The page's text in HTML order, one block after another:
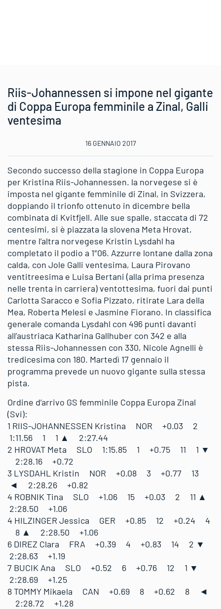
Riis-Johannessen si impone nel gigante
di Coppa Europa femminile a Zinal, Galli
ventesima
16 GENNAIO 2017
Secondo successo della stagione in Coppa Europa
per Kristina Riis-Johannessen. la norvegese si è
imposta nel gigante femminile di Zinal, in Svizzera,
doppiando il trionfo ottenuto in dicembre bella
combinata di Kvitfjell. Alle sue spalle, staccata di 72
centesimi, si è piazzata la slovena Meta Hrovat,
mentre l’altra norvegese Kristin Lysdahl ha
completato il podio a 1″06. Azzurre lontane dalla zona
calda, con Jole Galli ventesima, Laura Pirovano
ventitreesima e Luisa Bertani (alla prima presenza
nelle trenta in carriera) ventottesima, fuori dai punti
Carlotta Saracco e Sofia Pizzato, ritirate Lara della
Mea, Roberta Melesi e Jasmine Fiorano. In classifica
generale comanda Lysdahl con 496 punti davanti
all’austriaca Katharina Gallhuber con 342 e alla
stessa Riis-Johannessen con 330, Nicole Agnelli è
tredicesima con 180. Martedì 17 gennaio il
programma prevede un nuovo gigante sulla stessa
pista.
Ordine d’arrivo GS femminile Coppa Europa Zinal
(Svi):
1 RIIS-JOHANNESSEN Kristina NOR +0.03 2
1:11.56 1 1 ▲ 2:27.44
2 HROVAT Meta SLO 1:15.85 1 +0.75 11 1 ▼
2:28.16 +0.72
3 LYSDAHL Kristin NOR +0.08 3 +0.77 13
◄ 2:28.26 +0.82
4 ROBNIK Tina SLO +1.06 15 +0.03 2 11 ▲
2:28.50 +1.06
4 HILZINGER Jessica GER +0.85 12 +0.24 4
8 ▲ 2:28.50 +1.06
6 DIREZ Clara FRA +0.39 4 +0.83 14 2 ▼
2:28.63 +1.19
7 BUCIK Ana SLO +0.52 6 +0.76 12 1 ▼
2:28.69 +1.25
8 TOMMY Mikaela CAN +0.69 8 +0.62 8 ◄
2:28.72 +1.28